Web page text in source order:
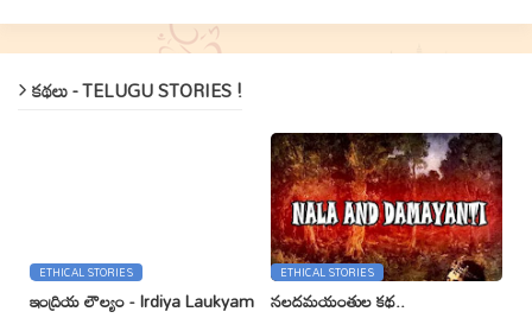
కథలు - TELUGU STORIES !
ETHICAL STORIES
ఇంద్రియ లౌల్యం - Irdiya Laukyam
ETHICAL STORIES
నలదమయంతుల కథ..